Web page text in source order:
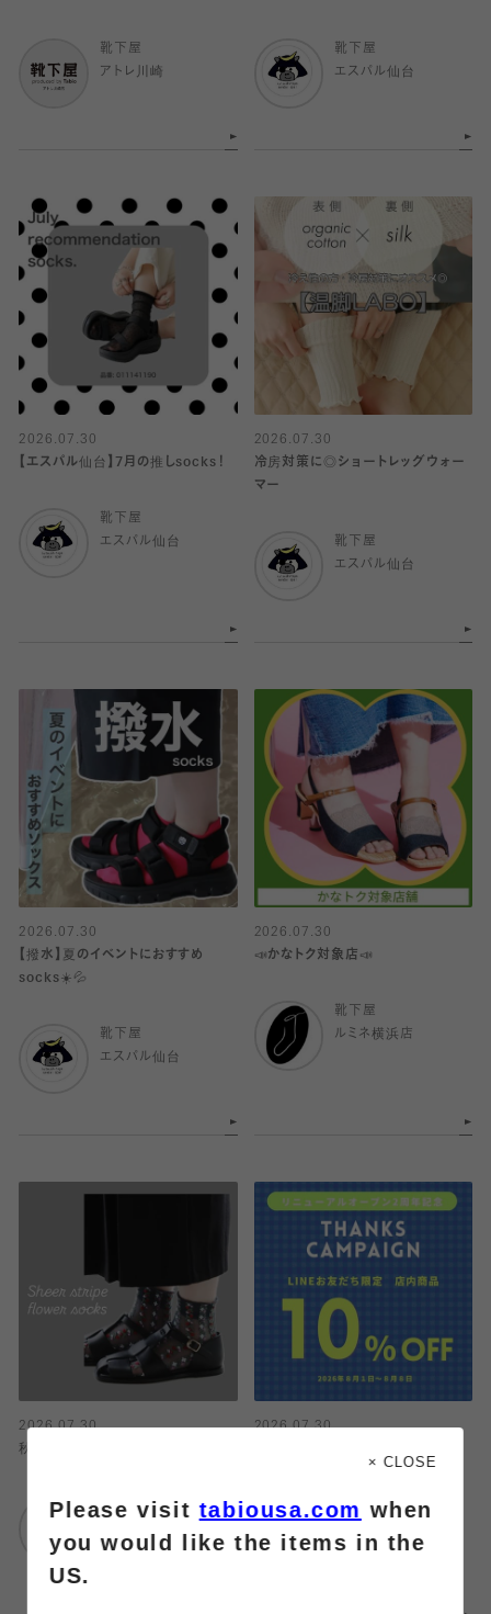
靴下屋
アトレ川崎
靴下屋
エスパル仙台
2026.07.30
【エスパル仙台】7月の推しsocks！
靴下屋
エスパル仙台
2026.07.30
冷房対策に◎ショートレッグウォー
マー
靴下屋
エスパル仙台
2026.07.30
【撥水】夏のイベントにおすすめ
socks☀️💦
靴下屋
エスパル仙台
2026.07.30
📣かなトク対象店📣
靴下屋
ルミネ横浜店
2026.07.30
秋口まで履けるシアーソックス💐
靴下屋
2026.07.30
アトレ恵比寿
× CLOSE
Please visittabiousa.com when
you would like the items in the
US.